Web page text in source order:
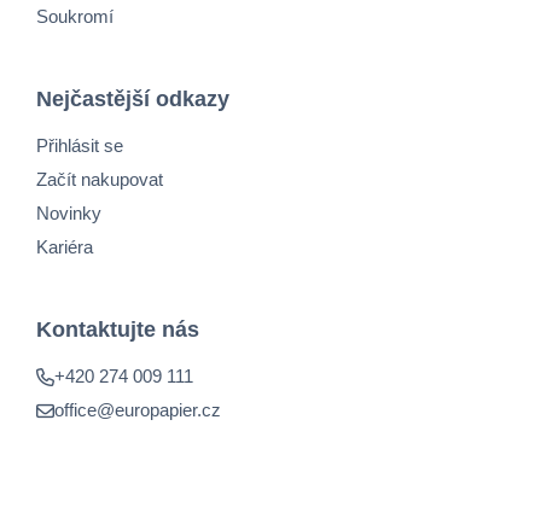
Soukromí
Nejčastější odkazy
Přihlásit se
Začít nakupovat
Novinky
Kariéra
Kontaktujte nás
+420 274 009 111
office@europapier.cz